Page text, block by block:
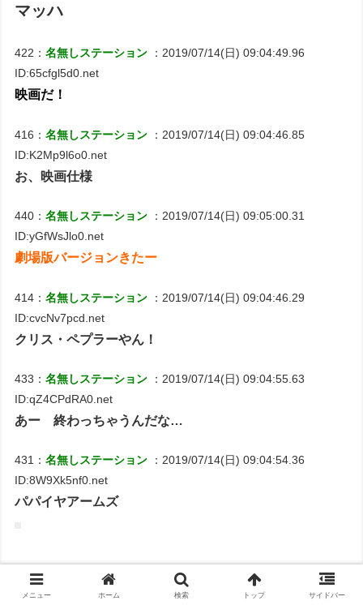
マッハ
422：名無しステーション
：2019/07/14(日) 09:04:49.96
ID:65cfgl5d0.net
映画だ！
416：名無しステーション
：2019/07/14(日) 09:04:46.85
ID:K2Mp9l6o0.net
お、映画仕様
440：名無しステーション
：2019/07/14(日) 09:05:00.31
ID:yGfWsJlo0.net
劇場版バージョンきたー
414：名無しステーション
：2019/07/14(日) 09:04:46.29
ID:cvcNv7pcd.net
クリス・ペプラーやん！
433：名無しステーション
：2019/07/14(日) 09:04:55.63
ID:qZ4CPdRA0.net
あー 終わっちゃうんだな…
431：名無しステーション
：2019/07/14(日) 09:04:54.36
ID:8W9Xk5nf0.net
パパイヤアームズ
メニュー ホーム 検索 トップ サイドバー